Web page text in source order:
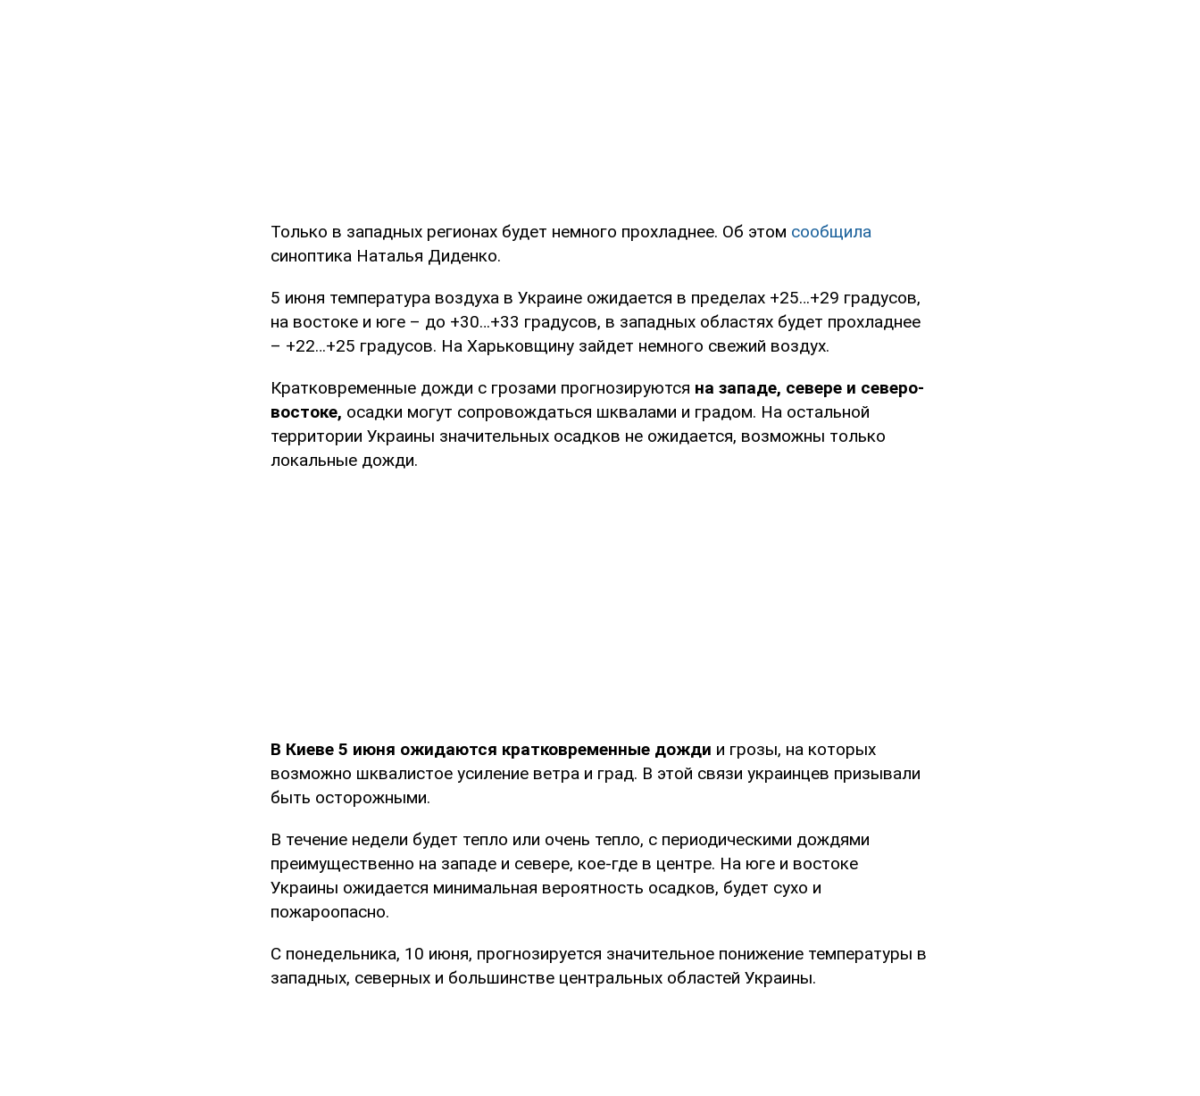
Только в западных регионах будет немного прохладнее. Об этом сообщила
синоптика Наталья Диденко.
5 июня температура воздуха в Украине ожидается в пределах +25…+29 градусов,
на востоке и юге – до +30…+33 градусов, в западных областях будет прохладнее
– +22…+25 градусов. На Харьковщину зайдет немного свежий воздух.
Кратковременные дожди с грозами прогнозируются на западе, севере и северо-
востоке, осадки могут сопровождаться шквалами и градом. На остальной
территории Украины значительных осадков не ожидается, возможны только
локальные дожди.
В Киеве 5 июня ожидаются кратковременные дожди и грозы, на которых
возможно шквалистое усиление ветра и град. В этой связи украинцев призывали
быть осторожными.
В течение недели будет тепло или очень тепло, с периодическими дождями
преимущественно на западе и севере, кое-где в центре. На юге и востоке
Украины ожидается минимальная вероятность осадков, будет сухо и
пожароопасно.
С понедельника, 10 июня, прогнозируется значительное понижение температуры в
западных, северных и большинстве центральных областей Украины.